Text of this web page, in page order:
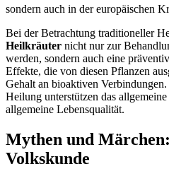
sondern auch in der europäischen
Bei der Betrachtung traditioneller
Heilkräuter nicht nur zur
werden, sondern auch eine
Effekte, die von diesen Pflanzen
Gehalt an bioaktiven
Heilung unterstützen das
allgemeine Lebensqualität.
Mythen und
Volkskunde